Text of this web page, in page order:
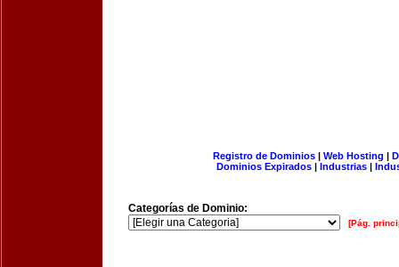
Registro de Dominios| Web Hosting |
Dominios Expirados | Industrias |
Categorías de Dominio:
[Pág.